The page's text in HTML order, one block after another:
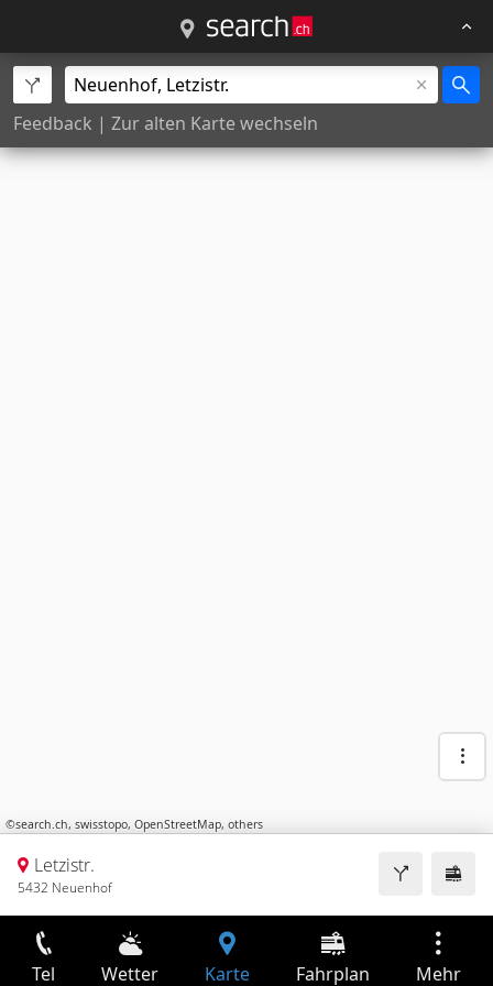
Feedback | Zur alten Karte wechseln
©search.ch, swisstopo, OpenStreetMap, others
Letzistr.
5432 Neuenhof
Tel Wetter Karte Fahrplan Mehr